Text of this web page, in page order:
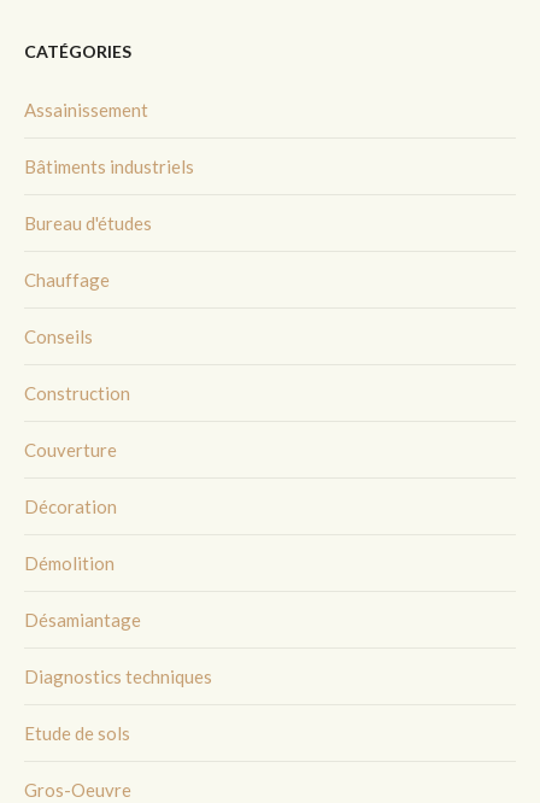
CATÉGORIES
Assainissement
Bâtiments industriels
Bureau d'études
Chauffage
Conseils
Construction
Couverture
Décoration
Démolition
Désamiantage
Diagnostics techniques
Etude de sols
Gros-Oeuvre